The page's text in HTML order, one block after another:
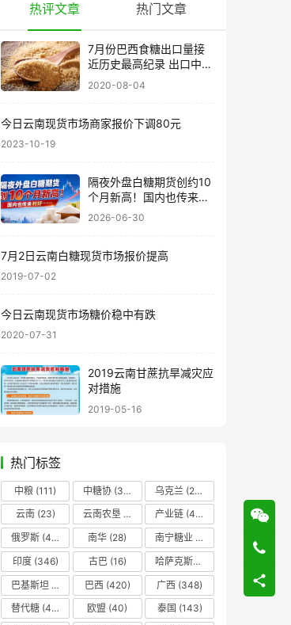
热评文章 热门文章
7月份巴西食糖出口量接
近历史最高纪录 出口中国
超40万吨
2020-08-04
今日云南现货市场商家报价下调80元
2023-10-19
隔夜外盘白糖期货创约10
个月新高！国内也传来利
好……
2026-06-30
7月2日云南白糖现货市场报价提高
2019-07-02
今日云南现货市场糖价稳中有跌
2020-07-31
2019云南甘蔗抗旱减灾应
对措施
2019-05-16
热门标签
中粮 (111) 中糖协 (37) 乌克兰 (20)
云南(23) 云南农垦 产业链 (42)
俄罗斯 (43) 南华 (28) 南宁糖业
印度(346) 古巴(16) 哈萨克斯坦
巴基斯坦
巴西(420) 广西 (348)
替代糖 (48) 欧盟 (40) 泰国 (143)